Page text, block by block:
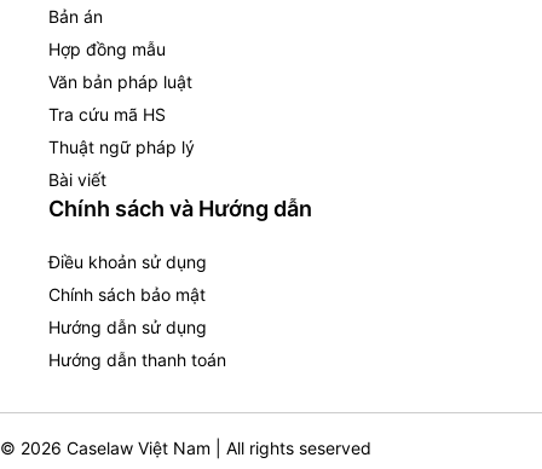
Bản án
Hợp đồng mẫu
Văn bản pháp luật
Tra cứu mã HS
Thuật ngữ pháp lý
Bài viết
Chính sách và Hướng dẫn
Điều khoản sử dụng
Chính sách bảo mật
Hướng dẫn sử dụng
Hướng dẫn thanh toán
© 2026 Caselaw Việt Nam | All rights seserved